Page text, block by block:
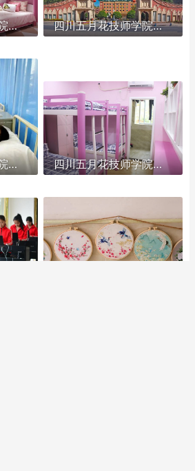
四川五月花技师学院团结校区地址,郫都五月花校园环境好不好 四川五月花技师学院有几个校区,郫县团结校区|金堂校区|康定分校
四川五月花技师学院怎么样|成都五月花学院到底好不好 四川五月花技师学院是希望集团的吗,五月花是哪个集团的